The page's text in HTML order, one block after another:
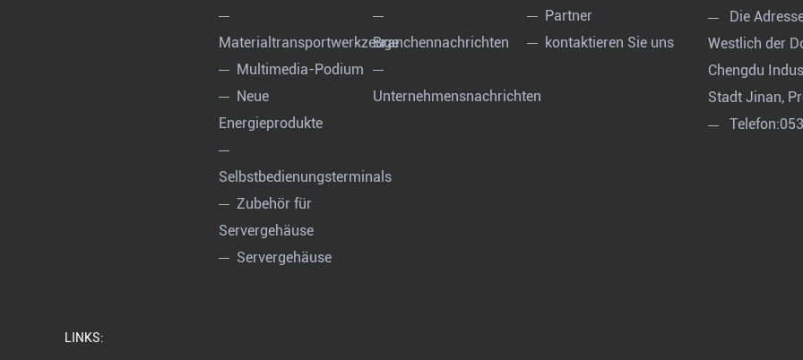
Materialtransportwerkzeuge
Multimedia-Podium
Neue
Energieprodukte
Selbstbedienungsterminals
Zubehör für
Servergehäuse
Servergehäuse
Branchennachrichten
Unternehmensnachrichten
Partner
kontaktieren Sie uns
Die
Westlich der
Chengdu
Stadt Jinan,
Telefon:
LINKS: